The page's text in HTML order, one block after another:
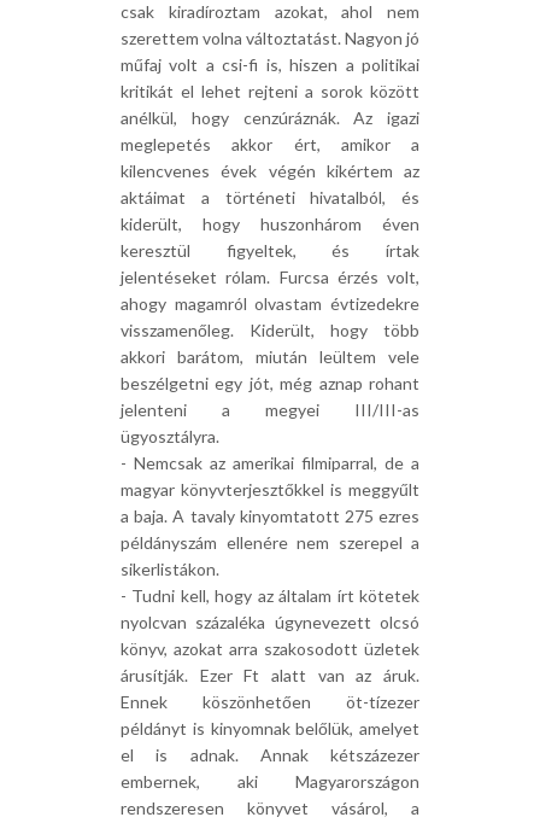
csak kiradíroztam azokat, ahol nem
szerettem volna változtatást. Nagyon jó
műfaj volt a csi-fi is, hiszen a politikai
kritikát el lehet rejteni a sorok között
anélkül, hogy cenzúráznák. Az igazi
meglepetés akkor ért, amikor a
kilencvenes évek végén kikértem az
aktáimat a történeti hivatalból, és
kiderült, hogy huszonhárom éven
keresztül figyeltek, és írtak
jelentéseket rólam. Furcsa érzés volt,
ahogy magamról olvastam évtizedekre
visszamenőleg. Kiderült, hogy több
akkori barátom, miután leültem vele
beszélgetni egy jót, még aznap rohant
jelenteni a megyei III/III-as
ügyosztályra.
- Nemcsak az amerikai filmiparral, de a
magyar könyvterjesztőkkel is meggyűlt
a baja. A tavaly kinyomtatott 275 ezres
példányszám ellenére nem szerepel a
sikerlistákon.
- Tudni kell, hogy az általam írt kötetek
nyolcvan százaléka úgynevezett olcsó
könyv, azokat arra szakosodott üzletek
árusítják. Ezer Ft alatt van az áruk.
Ennek köszönhetően öt-tízezer
példányt is kinyomnak belőlük, amelyet
el is adnak. Annak kétszázezer
embernek, aki Magyarországon
rendszeresen könyvet vásárol, a